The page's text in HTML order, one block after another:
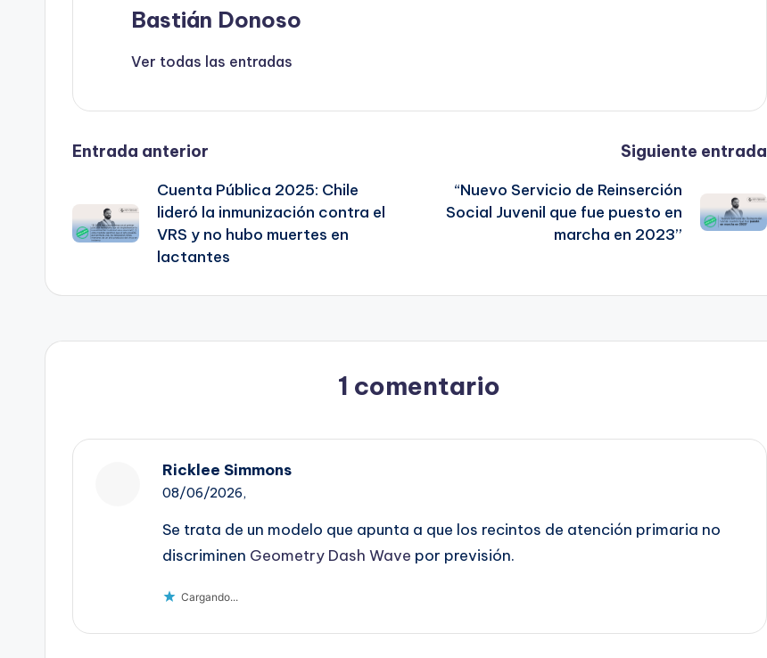
Bastián Donoso
Ver todas las entradas
Navegación
de
entradas
Entrada anterior
Cuenta Pública 2025: Chile
lideró la inmunización contra el
VRS y no hubo muertes en
lactantes
Siguiente entrada
“Nuevo Servicio de Reinserción
Social Juvenil que fue puesto en
marcha en 2023”
1 comentario
Ricklee Simmons
08/06/2026,
Se trata de un modelo que apunta a que los recintos de atención primaria no
discriminen Geometry Dash Wave por previsión.
Cargando...